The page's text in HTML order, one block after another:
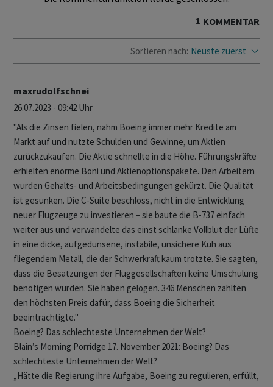
1 KOMMENTAR
Sortieren nach: Neuste zuerst
maxrudolfschnei
26.07.2023 - 09:42 Uhr
"Als die Zinsen fielen, nahm Boeing immer mehr Kredite am
Markt auf und nutzte Schulden und Gewinne, um Aktien
zurückzukaufen. Die Aktie schnellte in die Höhe. Führungskräfte
erhielten enorme Boni und Aktienoptionspakete. Den Arbeitern
wurden Gehalts- und Arbeitsbedingungen gekürzt. Die Qualität
ist gesunken. Die C-Suite beschloss, nicht in die Entwicklung
neuer Flugzeuge zu investieren – sie baute die B-737 einfach
weiter aus und verwandelte das einst schlanke Vollblut der Lüfte
in eine dicke, aufgedunsene, instabile, unsichere Kuh aus
fliegendem Metall, die der Schwerkraft kaum trotzte. Sie sagten,
dass die Besatzungen der Fluggesellschaften keine Umschulung
benötigen würden. Sie haben gelogen. 346 Menschen zahlten
den höchsten Preis dafür, dass Boeing die Sicherheit
beeinträchtigte."
Boeing? Das schlechteste Unternehmen der Welt?
Blain’s Morning Porridge 17. November 2021: Boeing? Das
schlechteste Unternehmen der Welt?
„Hätte die Regierung ihre Aufgabe, Boeing zu regulieren, erfüllt,